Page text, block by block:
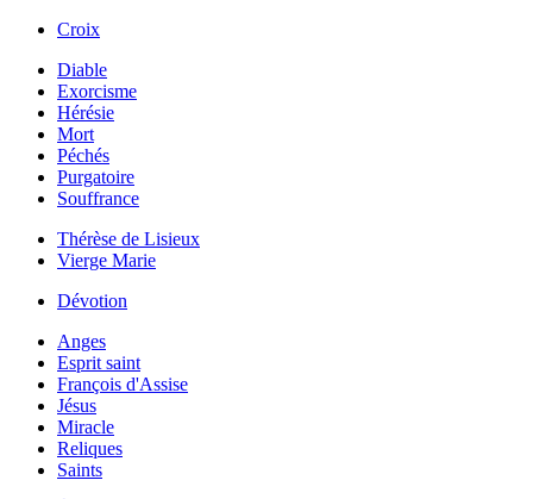
Croix
Diable
Exorcisme
Hérésie
Mort
Péchés
Purgatoire
Souffrance
Thérèse de Lisieux
Vierge Marie
Dévotion
Anges
Esprit saint
François d'Assise
Jésus
Miracle
Reliques
Saints